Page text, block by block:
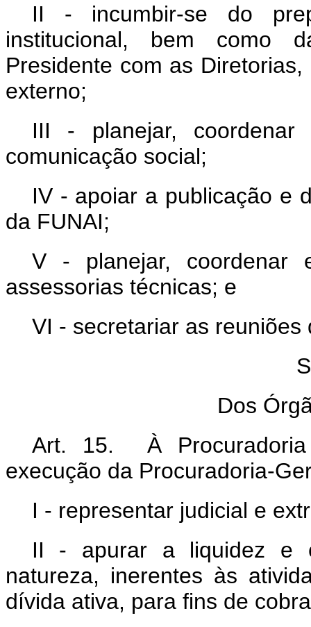
II - incumbir-se do
institucional, bem como
Presidente com as
externo;
III - planejar, coordenar
comunicação social;
IV - apoiar a publicação e
da FUNAI;
V - planejar, coordenar
assessorias técnicas; e
VI - secretariar as
Dos
Art. 15. À Procuradoria
execução da Procuradoria-
I - representar judicial e
II - apurar a liquidez e
natureza, inerentes às
dívida ativa, para fins de